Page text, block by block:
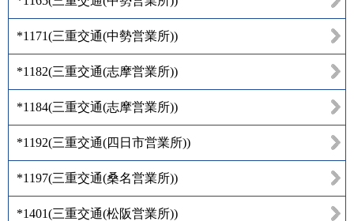
*1171(三重交通(中勢営業所))
*1182(三重交通(志摩営業所))
*1184(三重交通(志摩営業所))
*1192(三重交通(四日市営業所))
*1197(三重交通(桑名営業所))
*1401(三重交通(松阪営業所))